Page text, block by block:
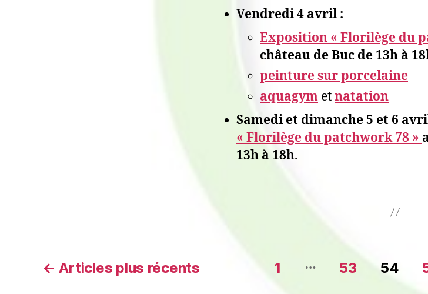
Vendredi 4 avril :
Exposition « Florilège du
château de Buc de 13h à
peinture sur porcelaine
aquagym etnatation
Samedi et dimanche 5 et 6
« Florilège du patchwork 78 »
13h à 18h.
Pagination
← Articles plus récents 1 … 53 54